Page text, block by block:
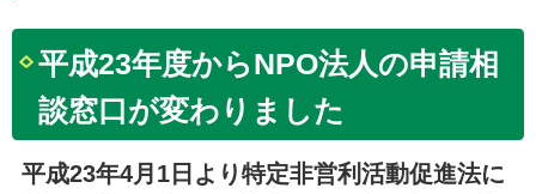
平成23年度からNPO法人の申請相
談窓口が変わりました
平成23年4月1日より特定非営利活動促進法に